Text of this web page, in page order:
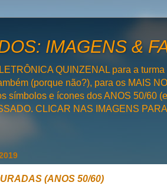
IMAGENS &
QUINZENAL para a
(porque não?), para os MAIS
símbolos e ícones dos ANOS 50/60
CLICAR NAS IMAGENS
(ANOS 50/60)